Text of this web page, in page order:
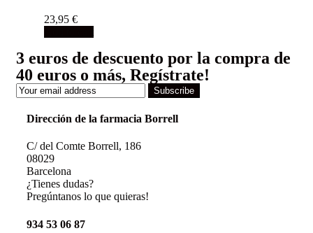
23,95 €
3 euros de descuento por la compra de
40 euros o más, Regístrate!
Subscribe
Dirección de la farmacia Borrell
C/ del Comte Borrell, 186
08029
Barcelona
¿Tienes dudas?
Pregúntanos lo que quieras!
934 53 06 87